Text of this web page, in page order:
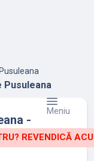
Meniu
-
REVENDICĂ